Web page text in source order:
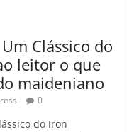
Clássico do
leitor o que
maideniano
0
do Iron